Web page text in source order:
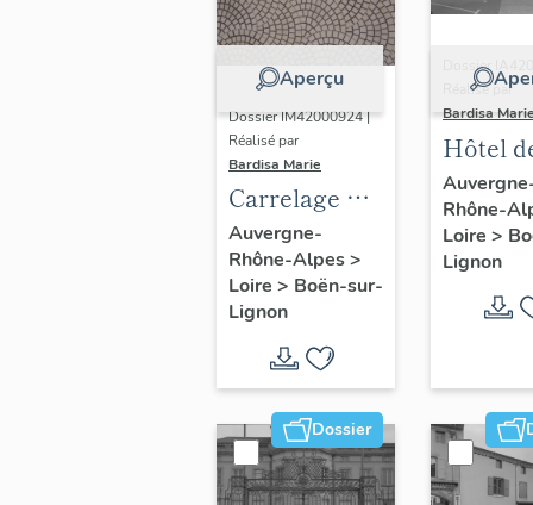
Aperçu
Dossier IM42000924 |
Réalisé par
Bardisa Marie
Carrelage de
sol de la salle
de bains
Auvergne-
Rhône-Alpes>
Loire > Boën-sur-
Lignon
Dossier
Réalisé par
Bardisa
Hôtel
Rhône-
Loire >
Lignon
Dossier